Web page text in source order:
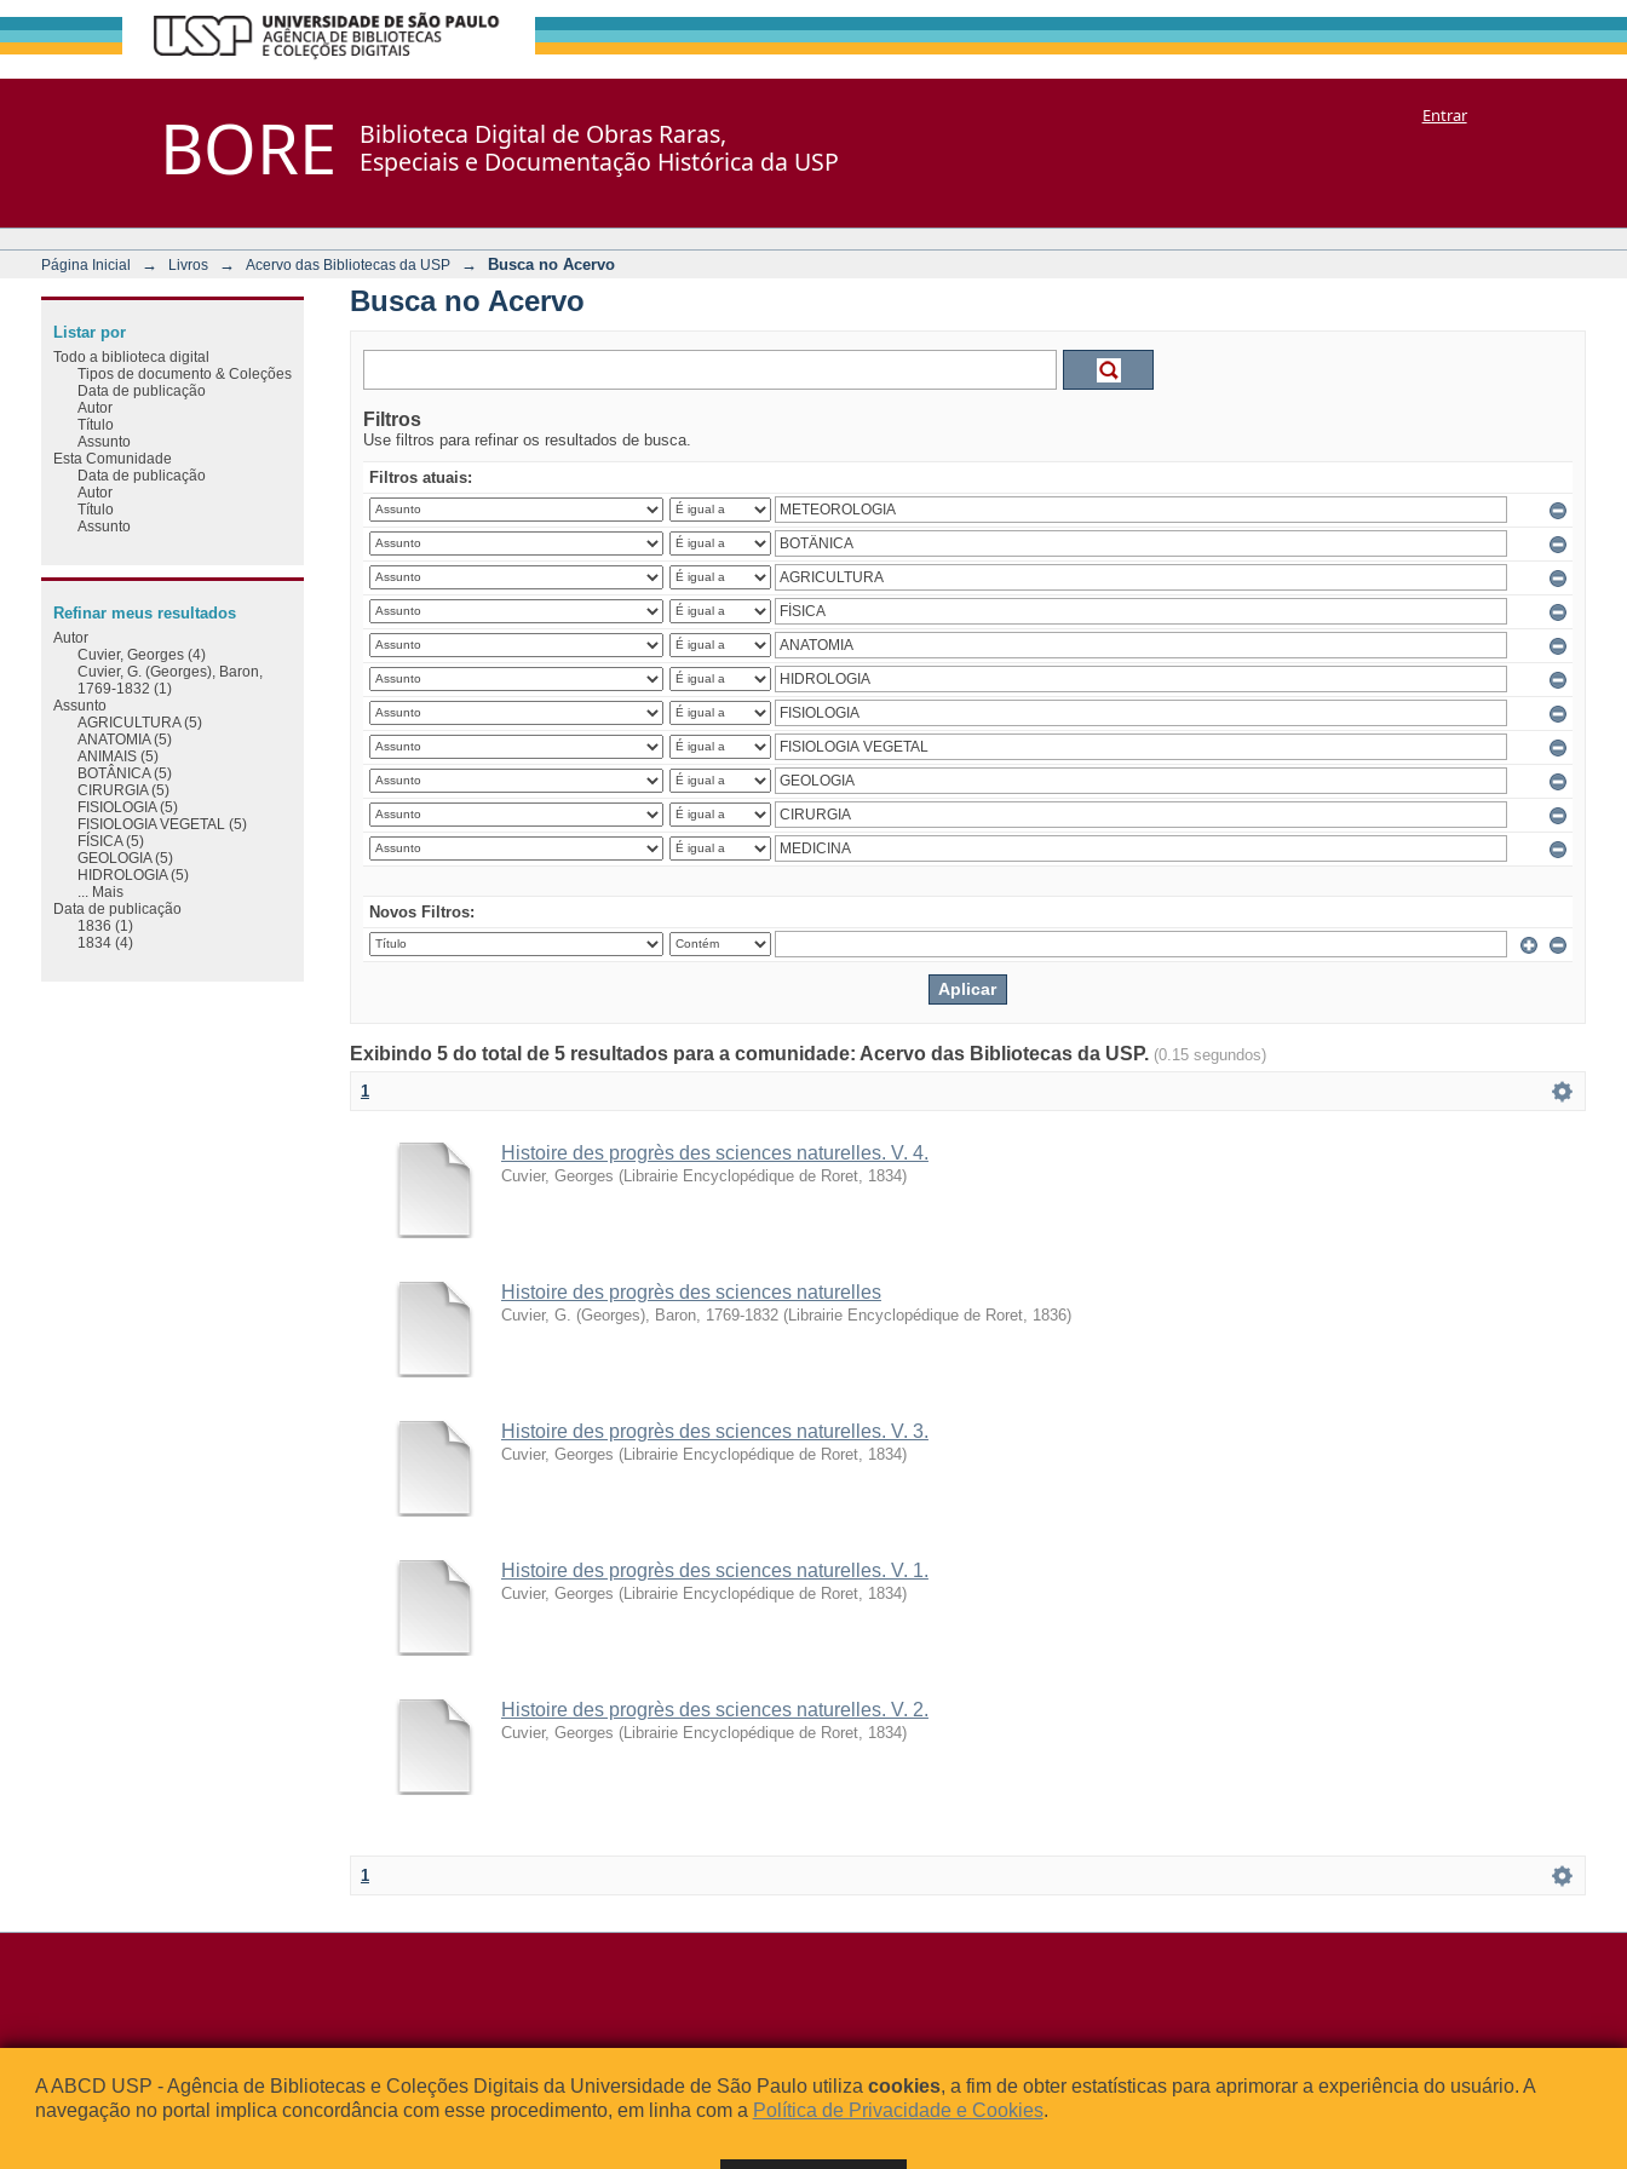
BORE
Biblioteca Digital de Obras Raras,
Especiais e Documentação Histórica da USP
Entrar
Página Inicial → Livros → Acervo das Bibliotecas da USP → Busca no Acervo
Busca no Acervo
Filtros
Use filtros para refinar os resultados de busca.
Filtros atuais:
Novos Filtros:
Exibindo 5 do total de 5 resultados para a comunidade: Acervo das Bibliotecas da USP. (0.15 segundos)
1
Histoire des progrès des sciences naturelles. V. 4.
Cuvier, Georges (Librairie Encyclopédique de Roret, 1834)
Histoire des progrès des sciences naturelles
Cuvier, G. (Georges), Baron, 1769-1832 (Librairie Encyclopédique de Roret, 1836)
Histoire des progrès des sciences naturelles. V. 3.
Cuvier, Georges (Librairie Encyclopédique de Roret, 1834)
Histoire des progrès des sciences naturelles. V. 1.
Cuvier, Georges (Librairie Encyclopédique de Roret, 1834)
Histoire des progrès des sciences naturelles. V. 2.
Cuvier, Georges (Librairie Encyclopédique de Roret, 1834)
1
Listar por
Todo a biblioteca digital
Tipos de documento & Coleções
Data de publicação
Autor
Título
Assunto
Esta Comunidade
Data de publicação
Autor
Título
Assunto
Refinar meus resultados
Autor
Cuvier, Georges (4)
Cuvier, G. (Georges), Baron,
1769-1832 (1)
Assunto
AGRICULTURA (5)
ANATOMIA (5)
ANIMAIS (5)
BOTÂNICA (5)
CIRURGIA (5)
FISIOLOGIA (5)
FISIOLOGIA VEGETAL (5)
FÍSICA (5)
GEOLOGIA (5)
HIDROLOGIA (5)
... Mais
Data de publicação
1836 (1)
1834 (4)
Rua da Praça do Relógio, 109 – Bloco L
05508-050 – Cidade Universitária
São Paulo, SP – Brasil
Tel: (0xx11) 3091-4195 / (0xx11) 3091-1541
Fax: (0xx11) 3091-1567
E-mail:atendimento@abcd.usp.br
  
A ABCD USP - Agência de Bibliotecas e Coleções Digitais da Universidade de São Paulo utiliza cookies, a fim de obter estatísticas para aprimorar a experiência do usuário. A
navegação no portal implica concordância com esse procedimento, em linha com a Política de Privacidade e Cookies.